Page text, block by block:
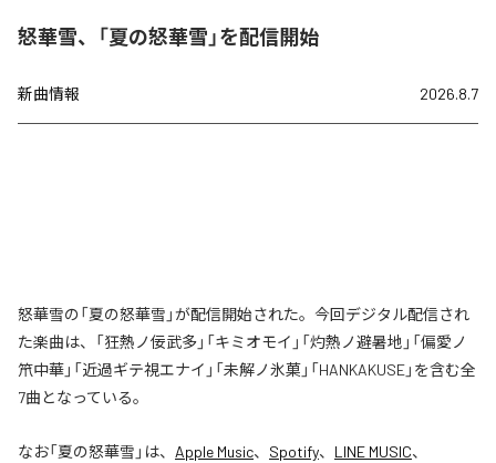
怒華雪、「夏の怒華雪」を配信開始
新曲情報 2026.8.7
怒華雪の「夏の怒華雪」が配信開始された。今回デジタル配信され
た楽曲は、「狂熱ノ佞武多」「キミオモイ」「灼熱ノ避暑地」「偏愛ノ
笊中華」「近過ギテ視エナイ」「未解ノ氷菓」「HANKAKUSE」を含む全
7曲となっている。
なお「夏の怒華雪 」は、 Apple Music、 Spotify、 LINE MUSIC、